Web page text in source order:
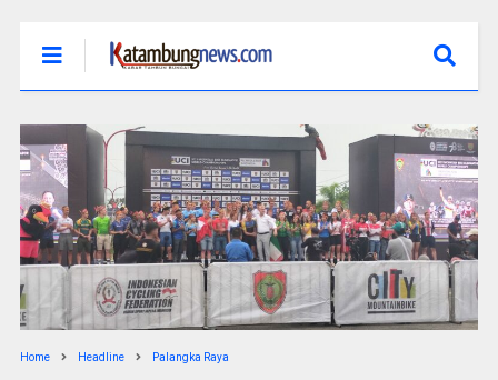
Home Headline Palangka Raya